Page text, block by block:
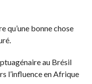
qu’une bonne chose
au Brésil
l’influence en Afrique